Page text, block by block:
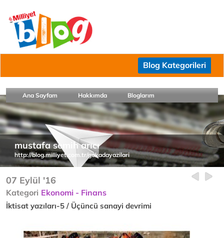
Blog Kategorileri
Ana Sayfam Hakkımda Bloglarım
mustafa semih arıcı
http://blog.milliyet.com.tr/gokadayazilari
07 Eylül '16
Kategori Ekonomi - Finans
İktisat yazıları-5 / Üçüncü sanayi devrimi